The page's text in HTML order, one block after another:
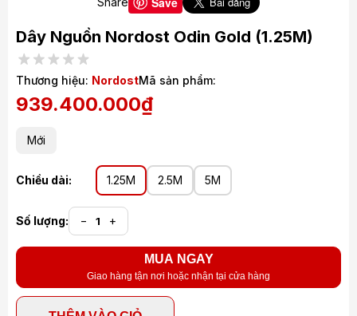
Dây Nguồn Nordost Odin Gold (1.25M)
Thương hiệu: NordostMã sản phẩm:
939.400.000₫
Mới
Chiều dài: 1.25M 2.5M 5M
Số lượng: − +
MUA NGAY
Giao hàng tận nơi hoặc nhận tại cửa hàng